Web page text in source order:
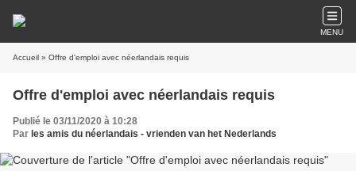
MENU
Accueil » Offre d'emploi avec néerlandais requis
Offre d'emploi avec néerlandais requis
Publié le 03/11/2020 à 10:28
Par les amis du néerlandais - vrienden van het Nederlands